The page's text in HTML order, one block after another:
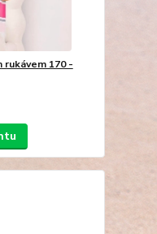
rukávem 170 -